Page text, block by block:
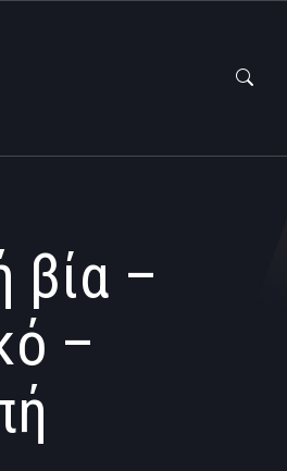
βία –
–